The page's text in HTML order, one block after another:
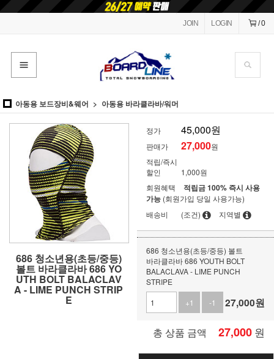
/0
LOGIN
JOIN
아동용 보드장비&웨어 아동용 바라클라바/워머
686 청소년용(초등/중등)
볼트 바라클라바 686 YO
UTH BOLT BALACLAV
A - LIME PUNCH STRIP
E
정가 45,000원
판매가 27,000원
적립/즉시
할인
1,000원
회원혜택
적립금 100% 즉시 사용
가능 (회원가입 당일 사용가능)
배송비
(조건) 지역별
686 청소년용(초등/중등) 볼트
바라클라바 686 YOUTH BOLT
BALACLAVA - LIME PUNCH
STRIPE
+1
-1 27,000원
총 상품 금액 27,000 원